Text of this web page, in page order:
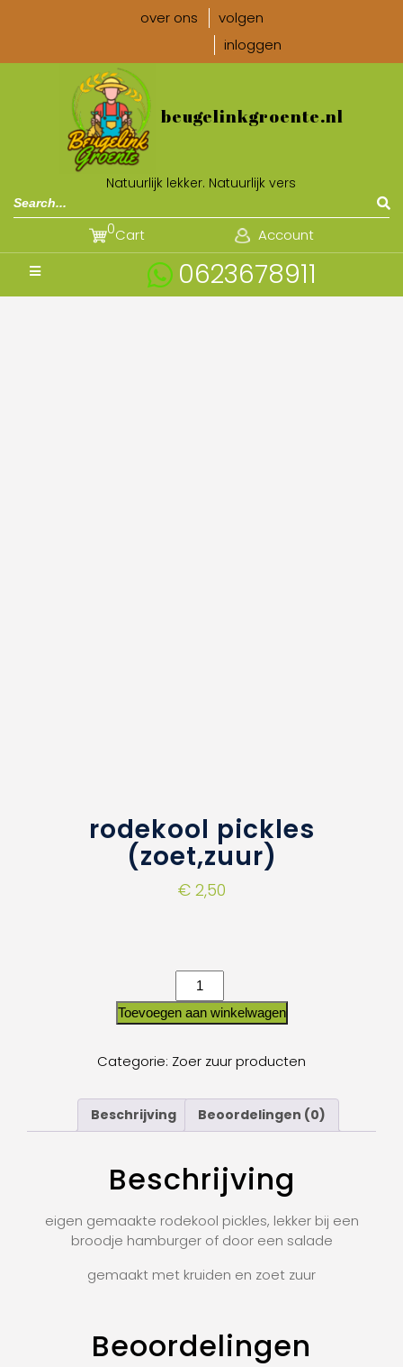
over ons
volgen
inloggen
beugelinkgroente.nl
Natuurlijk lekker. Natuurlijk vers
Cart
0 Account
0623678911
rodekool pickles
(zoet,zuur)
€2,50
Toevoegen aan winkelwagen
Categorie: Zoer zuur producten
Beschrijving Beoordelingen (0)
Beschrijving
eigen gemaakte rodekool pickles, lekker bij een
broodje hamburger of door een salade
gemaakt met kruiden en zoet zuur
Beoordelingen